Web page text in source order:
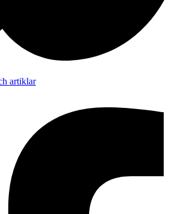
artiklar